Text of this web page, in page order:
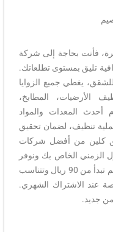
فأنت بحاجة إلى شركة
تليق بمستوى تطلعاتك.
يغطي جميع الزوايا
الأرضيات، المطابخ،
أحدث المعدات والمواد
تنظيف، لضمان تحقيق
كلين من أفضل شركات
الزمني الخاص بك ونوفر
مواعيد مرنة. أسعار تنظيف الشقق بالقصيم تبدأ من 90 ريال وتتناسب
عند الاشتراك الشهري.
جديد.